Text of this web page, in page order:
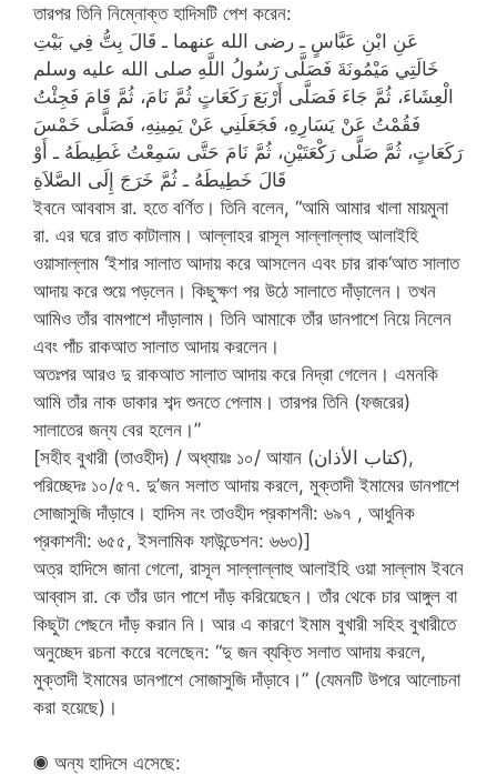
তারপর তিনি নিম্নোক্ত হাদিসটি পেশ করেন:
عَنِ ابْنِ عَبَّاسٍ ـ رضى الله عنهما ـ قَالَ بِتُّ فِي بَيْتِ
خَالَتِي مَيْمُونَةَ فَصَلَّى رَسُولُ اللَّهِ صلى الله عليه وسلم
الْعِشَاءَ، ثُمَّ جَاءَ فَصَلَّى أَرْبَعَ رَكَعَاتٍ ثُمَّ نَامَ، ثُمَّ قَامَ فَجِئْتُ
فَقُمْتُ عَنْ يَسَارِهِ، فَجَعَلَنِي عَنْ يَمِينِهِ، فَصَلَّى خَمْسَ
رَكَعَاتٍ، ثُمَّ صَلَّى رَكْعَتَيْنِ، ثُمَّ نَامَ حَتَّى سَمِعْتُ غَطِيطَهُ ـ أَوْ
قَالَ خَطِيطَهُ ـ ثُمَّ خَرَجَ إِلَى الصَّلاَةِ‏
ইবনে আববাস রা. হতে বর্ণিত। তিনি বলেন, “আমি আমার খালা মায়মুনা
রা. এর ঘরে রাত কাটালাম। আল্লাহর রাসূল সাল্লাল্লাহু আলাইহি
ওয়াসাল্লাম ‘ইশার সালাত আদায় করে আসলেন এবং চার রাক‘আত সালাত
আদায় করে শুয়ে পড়লেন। কিছুক্ষণ পর উঠে সালাতে দাঁড়ালেন। তখন
আমিও তাঁর বামপাশে দাঁড়ালাম। তিনি আমাকে তাঁর ডানপাশে নিয়ে নিলেন
এবং পাঁচ রাকআত সালাত আদায় করলেন।
অতঃপর আরও দু রাকআত সালাত আদায় করে নিদ্রা গেলেন। এমনকি
আমি তাঁর নাক ডাকার শব্দ শুনতে পেলাম। তারপর তিনি (ফজরের)
সালাতের জন্য বের হলেন।”
[সহীহ বুখারী (তাওহীদ) / অধ্যায়ঃ ১০/ আযান (كتاب الأذان),
পরিচ্ছেদঃ ১০/৫৭. দু’জন সলাত আদায় করলে, মুক্তাদী ইমামের ডানপাশে
সোজাসুজি দাঁড়াবে। হাদিস নং তাওহীদ প্রকাশনী: ৬৯৭ , আধুনিক
প্রকাশনী: ৬৫৫, ইসলামিক ফাউন্ডেশন: ৬৬৩)]
অত্র হাদিসে জানা গেলো, রাসূল সাল্লাল্লাহু আলাইহি ওয়া সাল্লাম ইবনে
আব্বাস রা. কে তাঁর ডান পাশে দাঁড় করিয়েছেন। তাঁর থেকে চার আঙ্গুল বা
কিছুটা পেছনে দাঁড় করান নি। আর এ কারণে ইমাম বুখারী সহিহ বুখারীতে
অনুচ্ছেদ রচনা করেে বলেছেন: “দু জন ব্যক্তি সলাত আদায় করলে,
মুক্তাদী ইমামের ডানপাশে সোজাসুজি দাঁড়াবে।” (যেমনটি উপরে আলোচনা
করা হয়েছে)।
◉ অন্য হাদিসে এসেছে: